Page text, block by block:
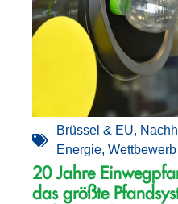
Brüssel & EU,
Energie,
20 Jahre
das größte